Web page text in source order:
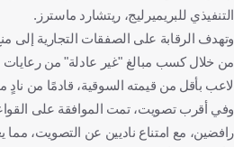
التنفيذي للبريميرليج، ريتشارد ماسترز.
وتهدف الرقابة على الصفقات التجارية إلى منع
من خلال كسب مبالغ "غير عادلة" من رعايات
لاعب بأقل من قيمته السوقية، قادمًا من
رافضين، مع امتناع ناديين عن التصويت، مما